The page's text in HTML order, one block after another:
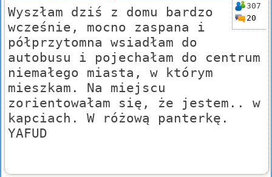
307
20
Wyszłam dziś z domu bardzo
wcześnie, mocno zaspana i
półprzytomna wsiadłam do
autobusu i pojechałam do centrum
niemałego miasta, w którym
mieszkam. Na miejscu
zorientowałam się, że jestem.. w
kapciach. W różową panterkę.
YAFUD